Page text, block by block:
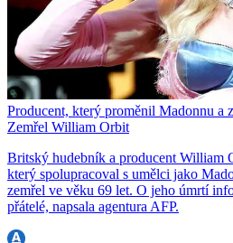
Producent, který proměnil Madonnu a
Zemřel William Orbit
Britský hudebník a producent William
který spolupracoval s umělci jako
zemřel ve věku 69 let. O jeho úmrtí
přátelé, napsala agentura AFP.